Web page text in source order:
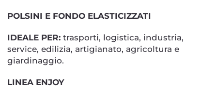
POLSINI E FONDO ELASTICIZZATI
IDEALE PER: trasporti, logistica, industria,
service, edilizia, artigianato, agricoltura e
giardinaggio.
LINEA ENJOY